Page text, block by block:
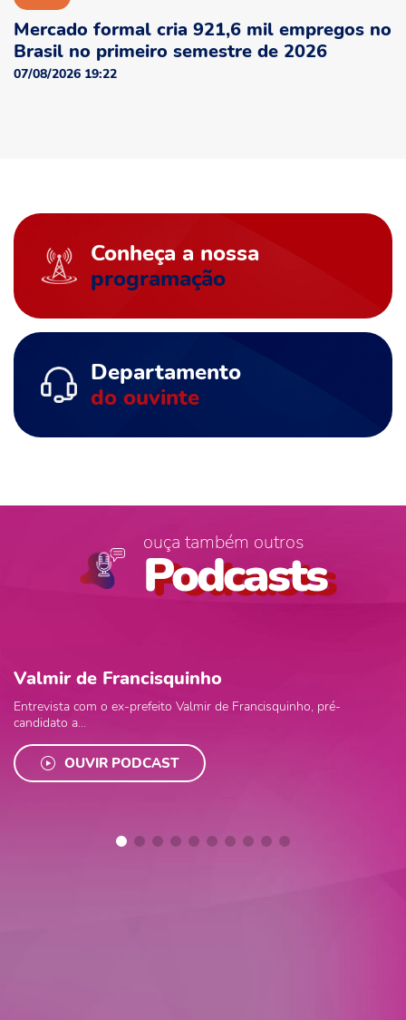
Mercado formal cria 921,6 mil empregos no
Brasil no primeiro semestre de 2026
07/08/2026 19:22
Conheça a nossa
programação
Departamento
do ouvinte
ouça também outros
Podcasts
Valmir de Francisquinho
Entrevista com o ex-prefeito Valmir de Francisquinho, pré-
candidato a...
OUVIR PODCAST